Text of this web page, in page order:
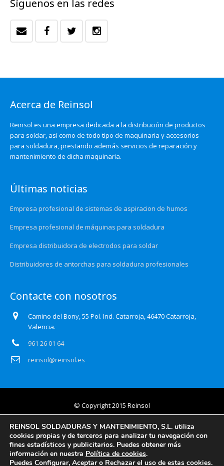
Síguenos en las redes
Acerca de Reinsol
Reinsol es una empresa dedicada a la distribución de productos
para soldar, así como de todo tipo de maquinaria y accesorios
para soldadura, prestando además servicios de reparación y
mantenimiento de dicha maquinaria.
Últimas noticias
Empresa profesional de sistemas de aspiracion de humos
Empresa profesional de máquinas para soldadura
Empresa distribuidora de electrodos para soldar
Distribuidores de antorchas para soldadura profesionales
Contacte con nosotros
Camino del Bony, 55 Pol. Ind. Catarroja, 46470 Catarroja,
Valencia.
961 26 01 64
reinsol@reinsol.es
© Copyright 2015 Reinsol
Aviso legal
Política de privacidad
Certificado Auditoría Web
REINSOL SOLDADURAS Y MANTENIMIENTO, S.L. utiliza
cookies propias y de terceros para analizar tu navegación con
fines estadísticos y publicitarios. Puedes obtener más
información en nuestra Política de cookies.
Puedes Configurar, Aceptar o Rechazar el uso de estas cookies.